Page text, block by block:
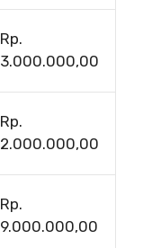
Rp.
3.000.000,00
Rp.
2.000.000,00
Rp.
9.000.000,00